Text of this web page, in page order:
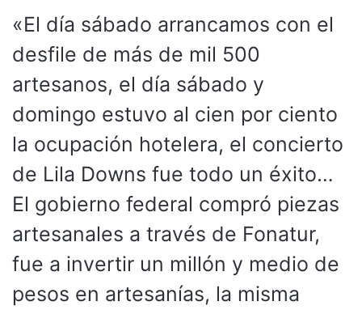
«El día sábado arrancamos con el
desfile de más de mil 500
artesanos, el día sábado y
domingo estuvo al cien por ciento
la ocupación hotelera, el concierto
de Lila Downs fue todo un éxito…
El gobierno federal compró piezas
artesanales a través de Fonatur,
fue a invertir un millón y medio de
pesos en artesanías, la misma